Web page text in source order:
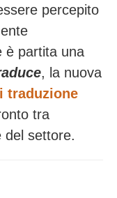
percepito
è partita una
, la nuova
traduzione
tra
del settore.